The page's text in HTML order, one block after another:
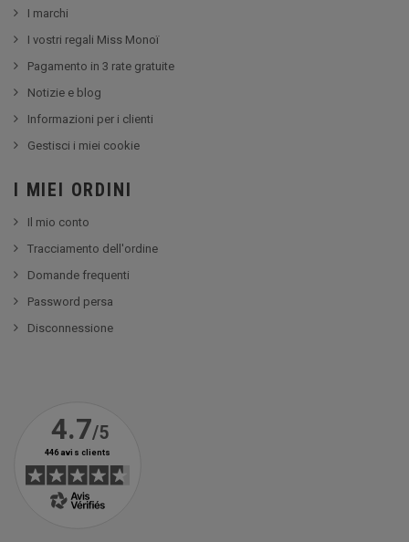
I marchi
I vostri regali Miss Monoï
Pagamento in 3 rate gratuite
Notizie e blog
Informazioni per i clienti
Gestisci i miei cookie
I MIEI ORDINI
Il mio conto
Tracciamento dell'ordine
Domande frequenti
Password persa
Disconnessione